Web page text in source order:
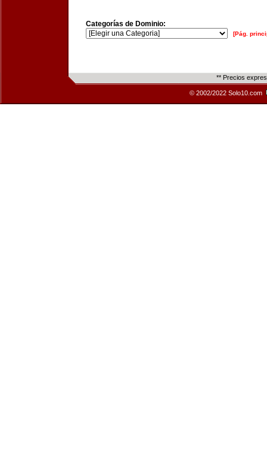
Categorías de Dominio:
[Pág.
** Precios
© 2002/2022 Solo10.com